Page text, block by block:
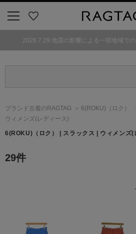
気
2026.7.29 地震の影響による一部地域で
ブランド古着のRAGTAG 6(ROKU) （ロク）
ウィメンズ(レディース)
6(ROKU) （ロク） | スラックス | ウィメンズ
29件